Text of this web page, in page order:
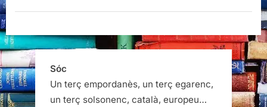
Blandiana”
Sóc
Un terç empordanès, un terç egarenc,
un terç solsonenc, català, europeu…